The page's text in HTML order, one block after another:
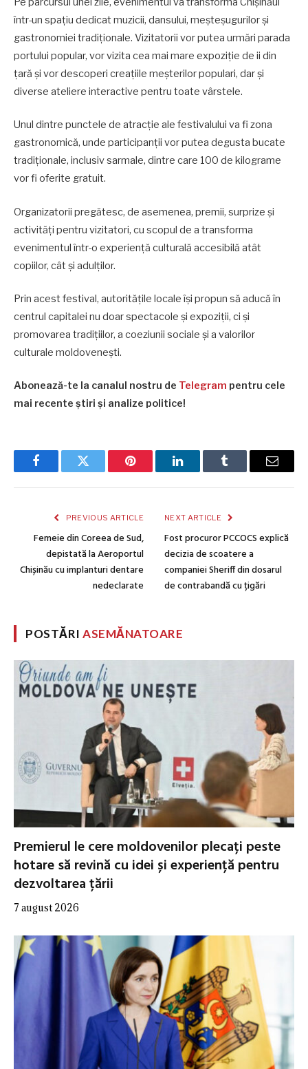
într-un spațiu dedicat muzicii, dansului, meșteșugurilor și
gastronomiei tradiționale. Vizitatorii vor putea urmări parada
portului popular, vor vizita cea mai mare expoziție de ii din
țară și vor descoperi creațiile meșterilor populari, dar și
diverse ateliere interactive pentru toate vârstele.
Unul dintre punctele de atracție ale festivalului va fi zona
gastronomică, unde participanții vor putea degusta bucate
tradiționale, inclusiv sarmale, dintre care 100 de kilograme
vor fi oferite gratuit.
Organizatorii pregătesc, de asemenea, premii, surprize și
activități pentru vizitatori, cu scopul de a transforma
evenimentul într-o experiență culturală accesibilă atât
copiilor, cât și adulților.
Prin acest festival, autoritățile locale își propun să aducă în
centrul capitalei nu doar spectacole și expoziții, ci și
promovarea tradițiilor, a coeziunii sociale și a valorilor
culturale moldovenești.
Abonează-te la canalul nostru de Telegram pentru cele
mai recente știri și analize politice!
FacebookTwitter Pinterest LinkedInTumblr Email
PREVIOUS ARTICLE
Femeie din Coreea de Sud,
depistată la Aeroportul
Chișinău cu implanturi dentare
nedeclarate
NEXT ARTICLE
Fost procuror PCCOCS explică
decizia de scoatere a
companiei Sheriff din dosarul
de contrabandă cu țigări
POSTĂRIASEMĂNATOARE
Premierul le cere moldovenilor plecați peste
hotare să revină cu idei și experiență pentru
dezvoltarea țării
7 august 2026